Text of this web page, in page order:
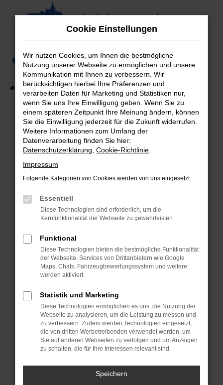
Zum
0
Startseite Fahrzeugangebote Fahrzeug-Showroom
Fehler: Network Error
Beim Laden ist ein Fehler aufgetreten.
Hier sind ein paar Tipps, die dir helfen können:
Überprüfe deine Firewall und deine
Laden andere Webseiten, zum Beispiel deine
Suchmaschine?
Manche Erweiterungen, wie Werbeblocker,
können das Laden bestimmter Seiten
verhindern. Funktioniert die Seite in einem
anderen Browser oder in einem privaten
Starte dein Gerät neu.
Das kann manchmal helfen, vorübergehende
Probleme zu beheben.
Stelle sicher, dass dein Browser und dein
Betriebssystem auf dem neuesten Stand
Veraltete Software birgt nicht nur ein
Sicherheitsrisiko, sondern kann auch dazu
Cookie Einstellungen
Wir nutzen Cookies, um Ihnen die bestmögliche
Nutzung unserer Webseite zu ermöglichen und unsere
Kommunikation mit Ihnen zu verbessern. Wir
berücksichtigen hierbei Ihre Präferenzen und
verarbeiten Daten für Marketing und Statistiken nur,
wenn Sie uns Ihre Einwilligung geben. Wenn Sie zu
einem späteren Zeitpunkt Ihre Meinung ändern, können
Sie die Einwilligung jederzeit für die Zukunft widerrufen.
Weitere Informationen zum Umfang der
Datenverarbeitung finden Sie hier:
Datenschutzerklärung Cookie-Richtlinie
Impressum
Folgende Kategorien von Cookies werden von uns eingesetzt:
Essentiell
Diese Technologien sind erforderlich, um die
Kernfunktionalität der Webseite zu gewährleisten.
Funktional
Diese Technologien bieten die bestmögliche Funktionalität
der Webseite. Services von Drittanbietern wie Google
Maps, Chats, Fahrzeugbewertungssystem und weitere
werden aktiviert.
Statistik und Marketing
Diese Technologien ermöglichen es uns, die Nutzung der
Webseite zu analysieren, um die Leistung zu messen und
zu verbessern. Zudem werden Technologien eingesetzt,
die von dritten Werbetreibenden verwendet werden, um
Sie auf anderen Webseiten zu verfolgen und um Anzeigen
zu schalten, die für Ihre Interessen relevant sind.
Speichern